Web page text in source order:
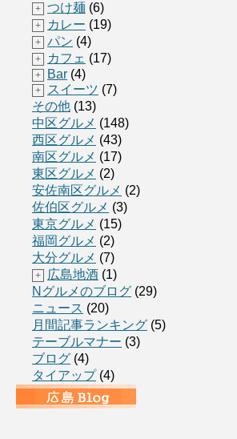
+ つけ麺 (6)
+ カレー (19)
+ パン (4)
+ カフェ (17)
+ Bar (4)
+ スイーツ (7)
その他 (13)
中区グルメ (148)
西区グルメ (43)
南区グルメ (17)
東区グルメ (2)
安佐南区グルメ (2)
佐伯区グルメ (3)
東京グルメ (15)
福岡グルメ (2)
大分グルメ (7)
+ 広島地酒 (1)
Nグルメのブログ (29)
ニュース (20)
月間記事ランキング (5)
テーブルマナー (3)
ブログ (4)
タイアップ(4)